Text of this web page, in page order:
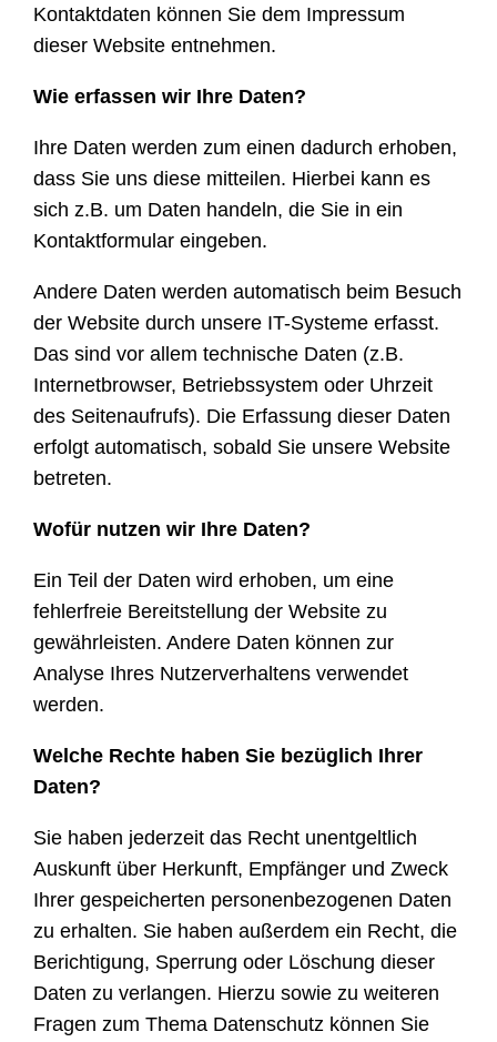
Kontaktdaten können Sie dem Impressum
dieser Website entnehmen.
Wie erfassen wir Ihre Daten?
Ihre Daten werden zum einen dadurch erhoben,
dass Sie uns diese mitteilen. Hierbei kann es
sich z.B. um Daten handeln, die Sie in ein
Kontaktformular eingeben.
Andere Daten werden automatisch beim Besuch
der Website durch unsere IT-Systeme erfasst.
Das sind vor allem technische Daten (z.B.
Internetbrowser, Betriebssystem oder Uhrzeit
des Seitenaufrufs). Die Erfassung dieser Daten
erfolgt automatisch, sobald Sie unsere Website
betreten.
Wofür nutzen wir Ihre Daten?
Ein Teil der Daten wird erhoben, um eine
fehlerfreie Bereitstellung der Website zu
gewährleisten. Andere Daten können zur
Analyse Ihres Nutzerverhaltens verwendet
werden.
Welche Rechte haben Sie bezüglich Ihrer
Daten?
Sie haben jederzeit das Recht unentgeltlich
Auskunft über Herkunft, Empfänger und Zweck
Ihrer gespeicherten personenbezogenen Daten
zu erhalten. Sie haben außerdem ein Recht, die
Berichtigung, Sperrung oder Löschung dieser
Daten zu verlangen. Hierzu sowie zu weiteren
Fragen zum Thema Datenschutz können Sie